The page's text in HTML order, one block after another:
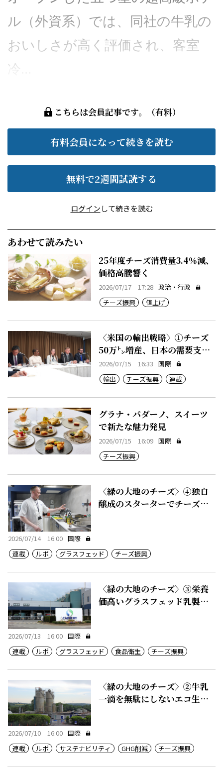
ル（外資系）では、同社の牛乳の
おいしさが高く評価され、客室
冷...
こちらは会員記事です。（有料）
有料会員になって続きを読む
無料で2週間試読する
ログインして続きを読む
あわせて読みたい
25年度チーズ消費量3.4％減、
価格高騰響く
2026/07/17 17:28 政治・行政
チーズ振興
値上げ
〈米国の輸出戦略〉①チーズ
50万㌧増産、日本の需要支え
る
2026/07/15 16:33 国際
輸出
チーズ振興 連載
グラナ・パダーノ、スイーツ
で新たな魅力発見
2026/07/15 16:09 国際
チーズ振興
〈緑の大地のチーズ〉④独自
醸成のスターターでチーズに
2026/07/14 16:00 国際
連載
ルポ グラスフェッド チーズ振興
〈緑の大地のチーズ〉③栄養
価高いグラスフェッド乳製
2026/07/13 16:00 国際
連載
ルポ グラスフェッド 食品衛生 チーズ振興
〈緑の大地のチーズ〉②牛乳
一滴を無駄にしないエコ生産
2026/07/10 16:00 国際
連載
ルポ サステナビリティ GHG削減 チーズ振興